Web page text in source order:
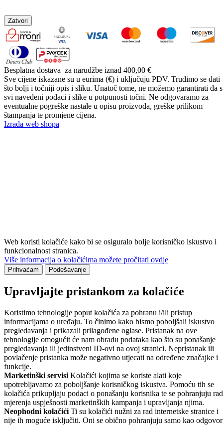
Zatvori
Besplatna dostava za narudžbe iznad 400,00 €
Sve cijene iskazane su u eurima (€) i uključuju PDV. Trudimo se dati
što bolji i točniji opis i sliku. Unatoč tome, ne možemo garantirati da
svi navedeni podaci i slike u potpunosti točni. Ne odgovaramo za
eventualne pogreške nastale u opisu proizvoda, greške prilikom
štampanja te promjene cijena.
Izrada web shopa
Web koristi kolačiće kako bi se osiguralo bolje korisničko iskustvo i
funkcionalnost stranica.
Više informacija o kolačićima možete pročitati ovdje
Prihvaćam Podešavanje
Upravljajte pristankom za kolačiće
Koristimo tehnologije poput kolačića za pohranu i/ili pristup
informacijama o uređaju. To činimo kako bismo poboljšali iskustvo
pregledavanja i prikazali prilagođene oglase. Pristanak na ove
tehnologije omogućit će nam obradu podataka kao što su ponašanje
pregledavanja ili jedinstveni ID-ovi na ovoj stranici. Nepristanak ili
povlačenje pristanka može negativno utjecati na određene značajke i
funkcije.
Marketinški servisi Kolačići kojima se koriste alati koje
upotrebljavamo za poboljšanje korisničkog iskustva. Pomoću tih se
kolačića prikupljaju podaci o ponašanju korisnika te se pohranjuju
mjerenja uspješnosti marketinških kampanja i upravljanja njima.
Neophodni kolačići Ti su kolačići nužni za rad internetske stranice i
nije ih moguće isključiti. Oni se obično pohranjuju samo kao odgovor